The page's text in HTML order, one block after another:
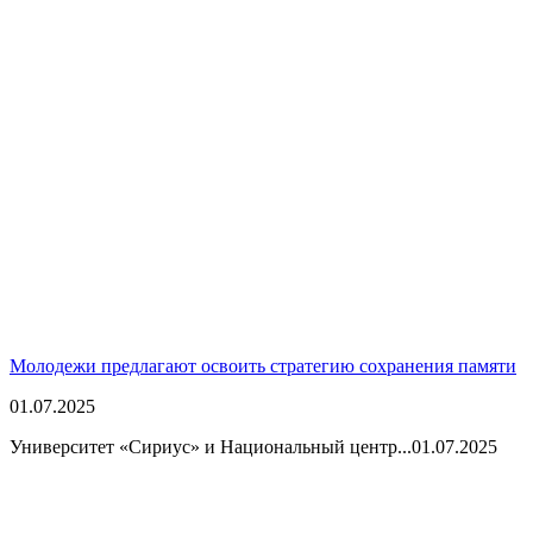
Молодежи предлагают освоить стратегию сохранения памяти
01.07.2025
Университет «Сириус» и Национальный центр...01.07.2025